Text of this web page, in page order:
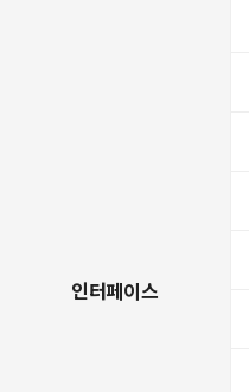
인터페이스